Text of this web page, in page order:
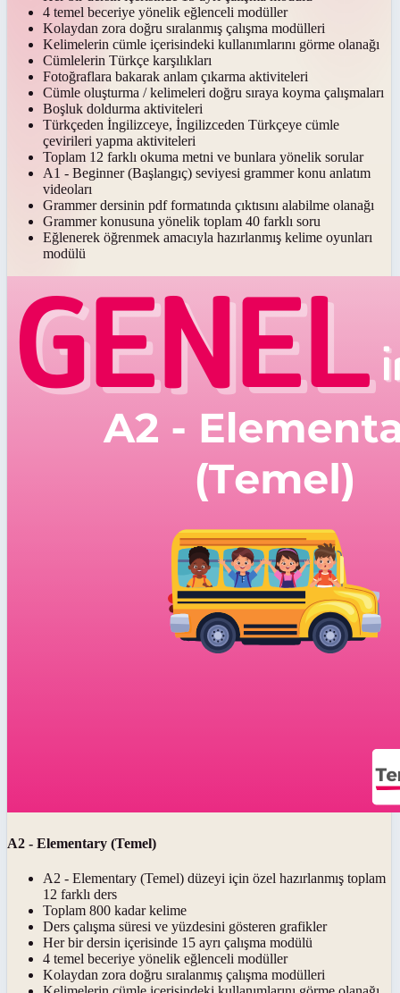
4 temel beceriye yönelik eğlenceli modüller
Kolaydan zora doğru sıralanmış çalışma modülleri
Kelimelerin cümle içerisindeki kullanımlarını görme olanağı
Cümlelerin Türkçe karşılıkları
Fotoğraflara bakarak anlam çıkarma aktiviteleri
Cümle oluşturma / kelimeleri doğru sıraya koyma çalışmaları
Boşluk doldurma aktiviteleri
Türkçeden İngilizceye, İngilizceden Türkçeye cümle
çevirileri yapma aktiviteleri
Toplam 12 farklı okuma metni ve bunlara yönelik sorular
A1 - Beginner (Başlangıç) seviyesi grammer konu anlatım
videoları
Grammer dersinin pdf formatında çıktısını alabilme olanağı
Grammer konusuna yönelik toplam 40 farklı soru
Eğlenerek öğrenmek amacıyla hazırlanmış kelime oyunları
modülü
A2 - Elementary (Temel)
A2 - Elementary (Temel) düzeyi için özel hazırlanmış toplam
12 farklı ders
Toplam 800 kadar kelime
Ders çalışma süresi ve yüzdesini gösteren grafikler
Her bir dersin içerisinde 15 ayrı çalışma modülü
4 temel beceriye yönelik eğlenceli modüller
Kolaydan zora doğru sıralanmış çalışma modülleri